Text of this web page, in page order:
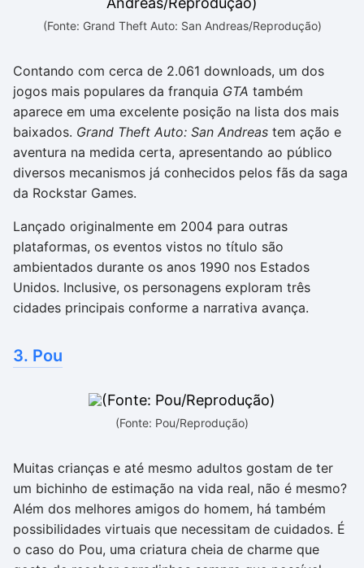
(Fonte: Grand Theft Auto: San Andreas/Reprodução)
Contando com cerca de 2.061 downloads, um dos
jogos mais populares da franquia GTA também
aparece em uma excelente posição na lista dos mais
baixados. Grand Theft Auto: San Andreas tem ação e
aventura na medida certa, apresentando ao público
diversos mecanismos já conhecidos pelos fãs da saga
da Rockstar Games.
Lançado originalmente em 2004 para outras
plataformas, os eventos vistos no título são
ambientados durante os anos 1990 nos Estados
Unidos. Inclusive, os personagens exploram três
cidades principais conforme a narrativa avança.
3. Pou
(Fonte: Pou/Reprodução)
Muitas crianças e até mesmo adultos gostam de ter
um bichinho de estimação na vida real, não é mesmo?
Além dos melhores amigos do homem, há também
possibilidades virtuais que necessitam de cuidados. É
o caso do Pou, uma criatura cheia de charme que